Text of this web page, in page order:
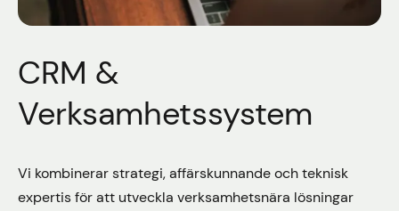
CRM &
Verksamhetssystem
Vi kombinerar strategi, affärskunnande och teknisk
expertis för att utveckla verksamhetsnära lösningar